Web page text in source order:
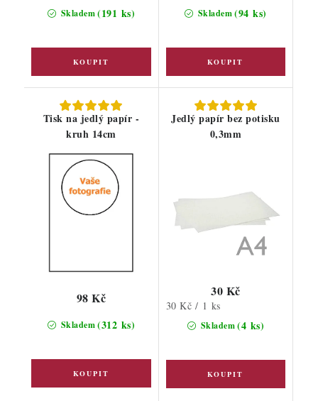
Skladem(191 ks) Skladem(94 ks)
Tisk na jedlý papír -
kruh 14cm
Skladem(312 ks)
98 Kč
Jedlý papír bez potisku
0,3mm
Skladem(4 ks)
30 Kč
Měrná
30 Kč / 1 ks